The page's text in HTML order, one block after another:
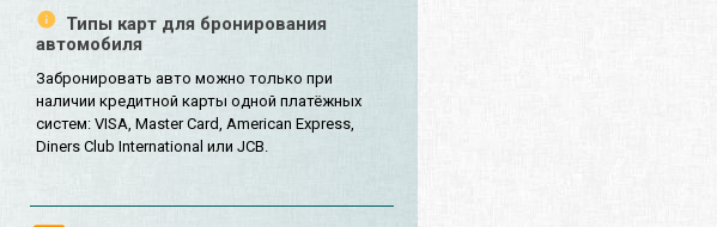
Типы карт для бронирования
автомобиля
Забронировать авто можно только при
наличии кредитной карты одной платёжных
систем: VISA, Master Card, American Express,
Diners Club International или JCB.